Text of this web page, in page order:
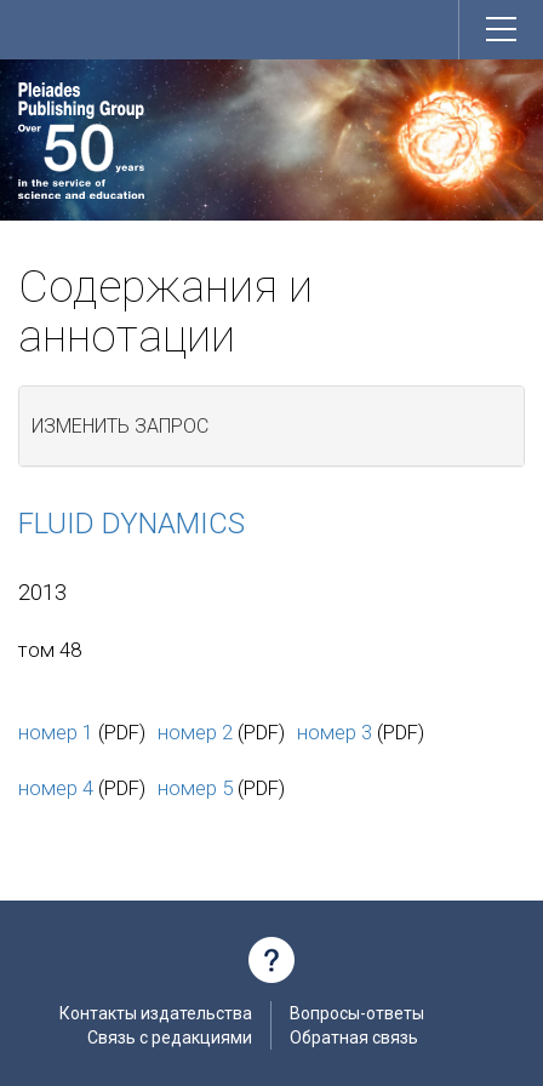
Содержания и
аннотации
ИЗМЕНИТЬ ЗАПРОС
FLUID DYNAMICS
2013
том 48
номер 1 (PDF) номер 2 (PDF) номер 3 (PDF)
номер 4 (PDF) номер 5 (PDF)
Контакты издательства
Связь с редакциями
Вопросы-ответы
Обратная связь